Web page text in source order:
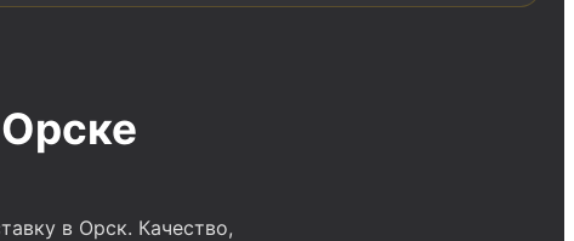
в Орск. Качество,